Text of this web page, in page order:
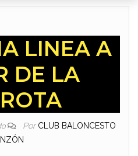
LINEA A
DE LA
Por CLUB BALONCESTO